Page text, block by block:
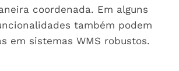
coordenada. Em alguns
também podem
em sistemas WMS robustos.